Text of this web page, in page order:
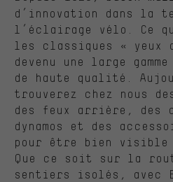
d’innovation dans la
l’éclairage vélo. Ce
les classiques « yeux
devenu une large
de haute qualité.
trouverez chez nous
des feux arrière, des
dynamos et des
pour être bien visible
Que ce soit sur la
sentiers isolés, avec